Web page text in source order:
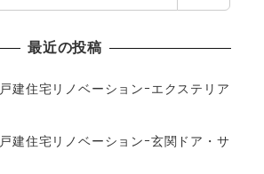
最近の投稿
住宅リノベーションｰエクステリア
住宅リノベーションｰ玄関ドア・サ